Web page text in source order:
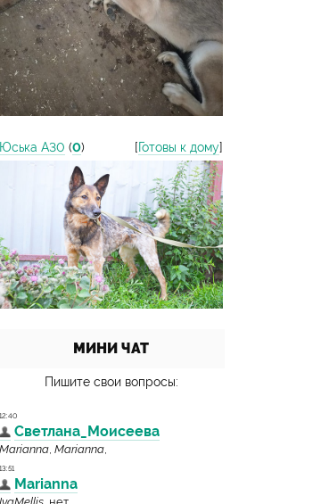
Юська А30 (0) [Готовы к дому]
МИНИ ЧАТ
Пишите свои вопросы: